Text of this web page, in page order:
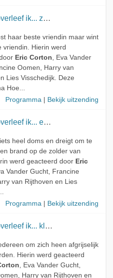
ik... zonder vriendinnen?
haar beste vriendin maar wint
vriendin. Hierin werd
Eric Corton, Eva Vander
Oomen, Harry van
Lies Visschedijk. Deze
Hoe...
Programma
Bekijk uitzending
ik... een vriendinnentest?
heel doms en dreigt om te
brand op de zolder van
werd geacteerd door Eric
Vander Gucht, Francine
van Rijthoven en Lies
Programma
Bekijk uitzending
ik... kleffe mensen?
om zich heen afgrijselijk
Hierin werd geacteerd
, Eva Vander Gucht,
Harry van Rijthoven en